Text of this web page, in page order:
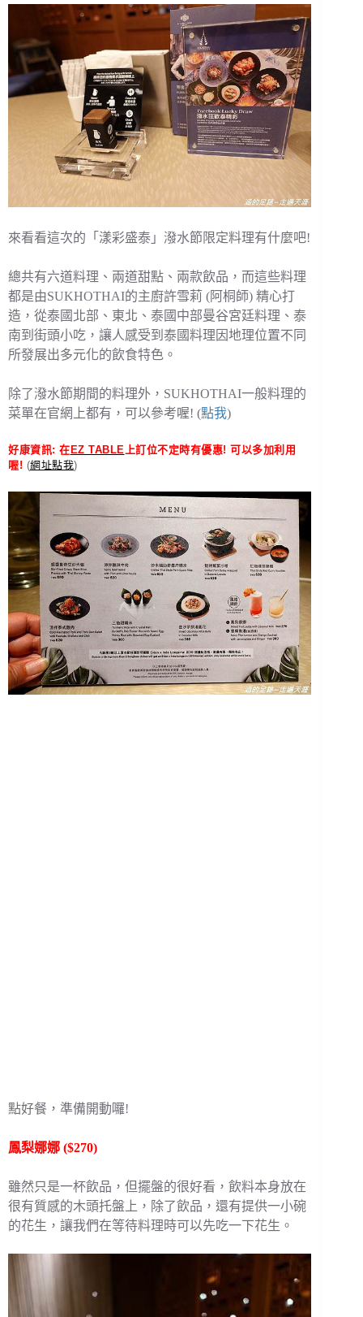
來看看這次的「漾彩盛泰」潑水節限定料理有什麼吧!
總共有六道料理、兩道甜點、兩款飲品，而這些料理
都是由SUKHOTHAI的主廚許雪莉 (阿桐師) 精心打
造，從泰國北部、東北、泰國中部曼谷宮廷料理、泰
南到街頭小吃，讓人感受到泰國料理因地理位置不同
所發展出多元化的飲食特色。
除了潑水節期間的料理外，SUKHOTHAI一般料理的
菜單在官網上都有，可以參考喔! (點我)
好康資訊: 在 EZ TABLE 上訂位不定時有優惠! 可以多加利用
喔! (網址點我)
點好餐，準備開動囉!
鳳梨娜娜 ($270)
雖然只是一杯飲品，但擺盤的很好看，飲料本身放在
很有質感的木頭托盤上，除了飲品，還有提供一小碗
的花生，讓我們在等待料理時可以先吃一下花生。